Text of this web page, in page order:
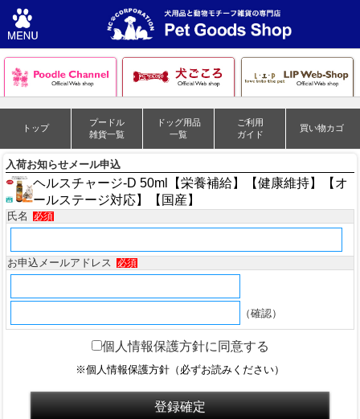
トップ
プードル
雑貨一覧
ドッグ用品
一覧
ご利用
ガイド
買い物カゴ
入荷お知らせメール申込
ヘルスチャージ-D 50ml【栄養補給】【健康維持】【オ
ールステージ対応】【国産】
氏名 必須
お申込メールアドレス 必須
（確認）
個人情報保護方針に同意する
※個人情報保護方針（必ずお読みください）